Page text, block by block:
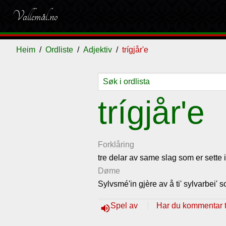
Vallemål.no
Heim Ordliste Adjektiv trígjår'e
trígjår'e
Forklåring
tre delar av same slag som er sette
Døme
Sylvsmé'in gjère av å ti' sylvarbei'
volume_upSpel av Har du kommentar